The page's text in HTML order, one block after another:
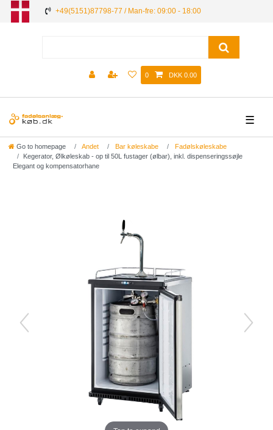
+49(5151)87798-77 / Man-fre: 09:00 - 18:00
0 DKK 0.00
☰
Go to homepage Andet Bar køleskabe
Fadølskøleskabe
Kegerator, Ølkøleskab - op til 50L fustager (ølbar), inkl. dispenseringssøjle
Elegant og kompensatorhane